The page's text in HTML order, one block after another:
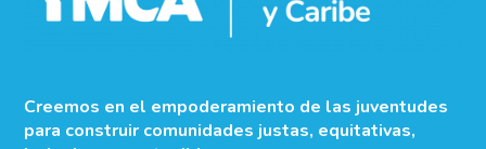
Creemos en el empoderamiento de las juventudes
para construir comunidades justas, equitativas,